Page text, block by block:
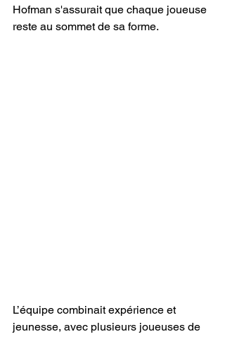
Hofman s'assurait que chaque joueuse
reste au sommet de sa forme.
L’équipe combinait expérience et
jeunesse, avec plusieurs joueuses de